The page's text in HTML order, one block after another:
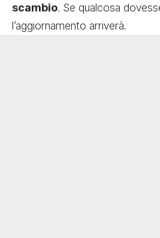
scambio. Se qualcosa
l’aggiornamento arriverà.